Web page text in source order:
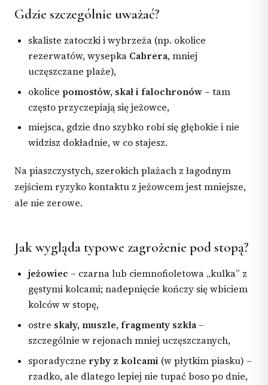
Gdzie szczególnie uważać?
skaliste zatoczki i wybrzeża (np. okolice
rezerwatów, wysepka Cabrera, mniej
uczęszczane plaże),
okolice pomostów, skał i falochronów – tam
często przyczepiają się jeżowce,
miejsca, gdzie dno szybko robi się głębokie i nie
widzisz dokładnie, w co stajesz.
Na piaszczystych, szerokich plażach z łagodnym
zejściem ryzyko kontaktu z jeżowcem jest mniejsze,
ale nie zerowe.
Jak wygląda typowe zagrożenie pod stopą?
jeżowiec – czarna lub ciemnofioletowa „kulka” z
gęstymi kolcami; nadepnięcie kończy się wbiciem
kolców w stopę,
ostre skały, muszle, fragmenty szkła–
szczególnie w rejonach mniej uczęszczanych,
sporadyczne ryby z kolcami (w płytkim piasku) –
rzadko, ale dlatego lepiej nie tupać boso po dnie,